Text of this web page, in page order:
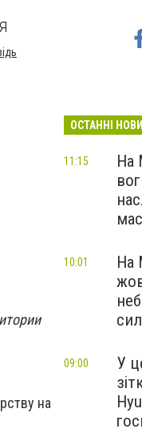
на
ОСТАННІ
На
11:15
На
10:01
У
09:00